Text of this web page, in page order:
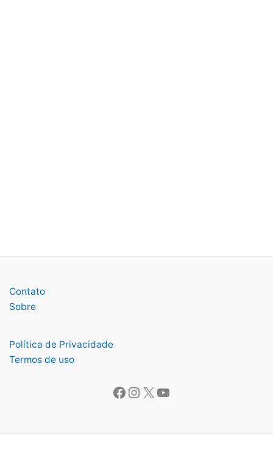
Contato
Sobre
Política de Privacidade
Termos de uso